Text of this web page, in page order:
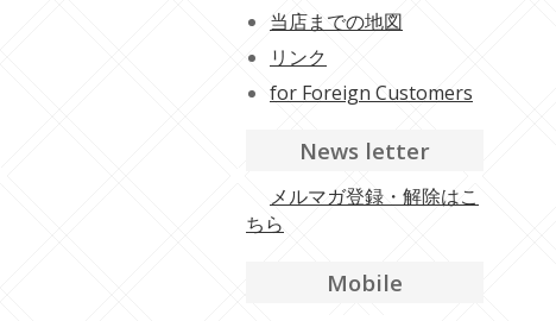
当店までの地図
リンク
for Foreign Customers
News letter
メルマガ登録・解除はこ
ちら
Mobile